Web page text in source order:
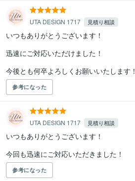
UTA DESIGN 1717 見積り相談
いつもありがとうございます！
迅速にご対応いただけました！
今後とも何卒よろしくお願いいたします！
参考になった
UTA DESIGN 1717 見積り相談
いつもありがとうございます！
今回も迅速にご対応いただきました！
参考になった